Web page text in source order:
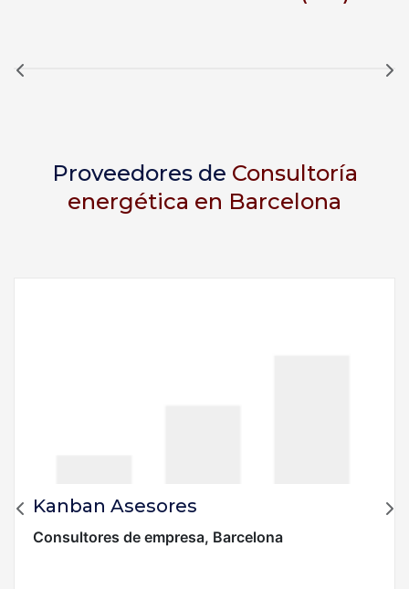
Proveedores de Consultoría
energética en Barcelona
Kanban Asesores
Consultores de empresa, Barcelona